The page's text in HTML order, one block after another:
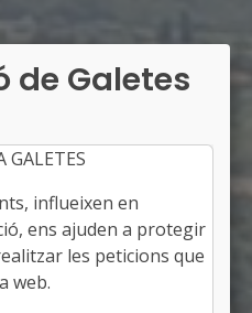
de Galetes
GALETES
influeixen en
ens ajuden a protegir
les peticions que
web.